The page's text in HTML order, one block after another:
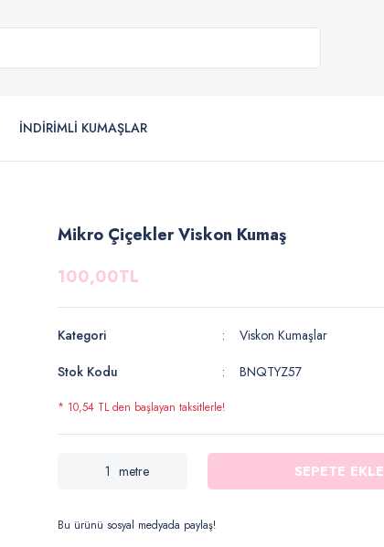
İNDİRİMLİ KUMAŞLAR
Mikro Çiçekler Viskon Kumaş
100,00TL
Kategori
Viskon Kumaşlar
Stok Kodu
BNQTYZ57
* 10,54 TL den başlayan taksitlerle!
metre SEPETE EKLE
Bu ürünü sosyal medyada paylaş!